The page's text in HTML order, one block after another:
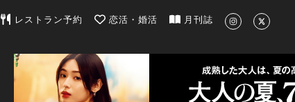
東京カレンダー | 最新のグルメ、洗練されたライフスタイル情報
レストラン予約 恋活・婚活 月刊誌